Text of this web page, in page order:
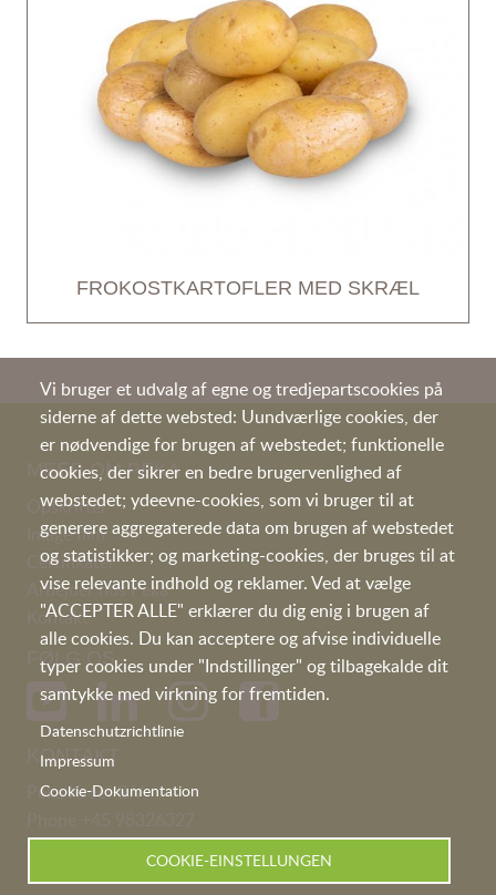
FROKOSTKARTOFLER MED SKRÆL
Vi bruger et udvalg af egne og tredjepartscookies på
siderne af dette websted: Uundværlige cookies, der
er nødvendige for brugen af webstedet; funktionelle
cookies, der sikrer en bedre brugervenlighed af
webstedet; ydeevne-cookies, som vi bruger til at
generere aggregaterede data om brugen af webstedet
og statistikker; og marketing-cookies, der bruges til at
vise relevante indhold og reklamer. Ved at vælge
"ACCEPTER ALLE" erklærer du dig enig i brugen af
alle cookies. Du kan acceptere og afvise individuelle
typer cookies under "Indstillinger" og tilbagekalde dit
samtykke med virkning for fremtiden.
Datenschutzrichtlinie
Impressum
Cookie-Dokumentation
COOKIE-EINSTELLUNGEN
MEER OM PEKA
Opskrifter
mage film
Certifikater
Arbejder hos Peka
Kontakt
FØLG OS
KONTAKT
Peka Kroef B.V
denmark@pekakroef.com